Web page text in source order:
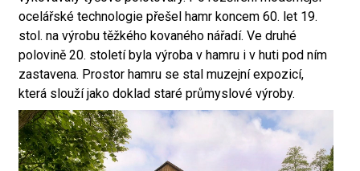
ocelářské technologie přešel hamr koncem 60. let 19.
stol. na výrobu těžkého kovaného nářadí. Ve druhé
polovině 20. století byla výroba v hamru i v huti pod ním
zastavena. Prostor hamru se stal muzejní expozicí,
která slouží jako doklad staré průmyslové výroby.